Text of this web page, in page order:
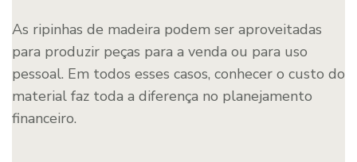
As ripinhas de madeira podem ser aproveitadas
para produzir peças para a venda ou para uso
pessoal. Em todos esses casos, conhecer o custo do
material faz toda a diferença no planejamento
financeiro.